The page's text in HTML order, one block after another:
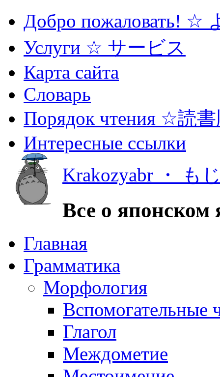
Добро пожаловать! ☆
Услуги ☆ サービス
Карта сайта
Словарь
Порядок чтения ☆読
Интересные ссылки
Krakozyabr ・ も
Все о японском
Главная
Грамматика
Морфология
Вспомогательные
Глагол
Междометие